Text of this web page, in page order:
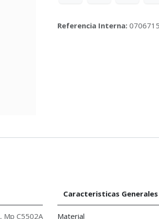
Referencia Interna:
, Mp C5502A
Caracteristicas Generales
Material